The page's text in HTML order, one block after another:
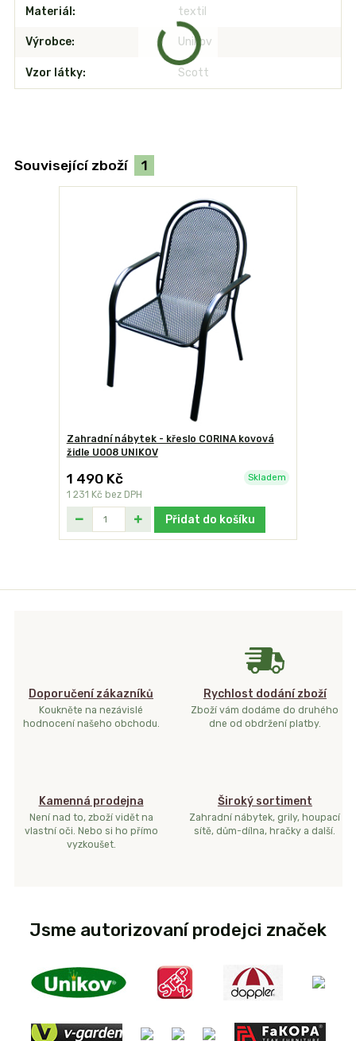
Materiál textil
Výrobce Unikov
Vzor látky Scott
Související zboží 1
Zahradní nábytek - křeslo CORINA kovová
židle U008 UNIKOV
1 490 Kč
1 231 Kč bez DPH
Skladem
Přidat do košíku
Doporučení zákazníků
Koukněte na nezávislé
hodnocení našeho obchodu.
Rychlost dodání zboží
Zboží vám dodáme do druhého
dne od obdržení platby.
Kamenná prodejna
Není nad to, zboží vidět na
vlastní oči. Nebo si ho přímo
vyzkoušet.
Široký sortiment
Zahradní nábytek, grily, houpací
sítě, dům-dílna, hračky a další.
Jsme autorizovaní prodejci značek